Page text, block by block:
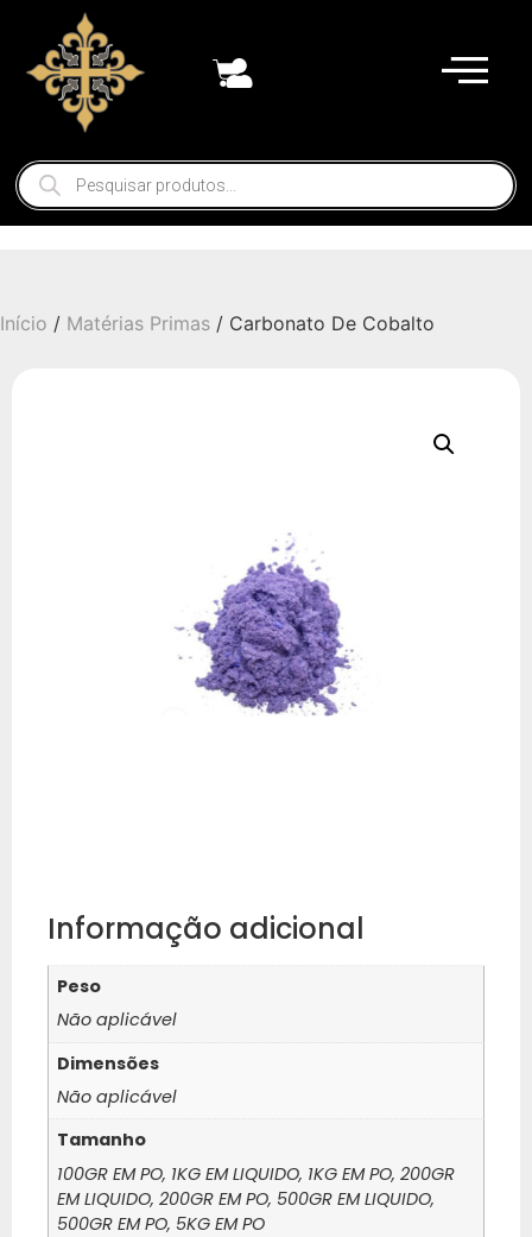
Início / Matérias Primas / Carbonato De Cobalto
Informação adicional
Peso
Não aplicável
Dimensões
Não aplicável
Tamanho
100GR EM PO, 1KG EM LIQUIDO, 1KG EM PO, 200GR
EM LIQUIDO, 200GR EM PO, 500GR EM LIQUIDO,
500GR EM PO, 5KG EM PO